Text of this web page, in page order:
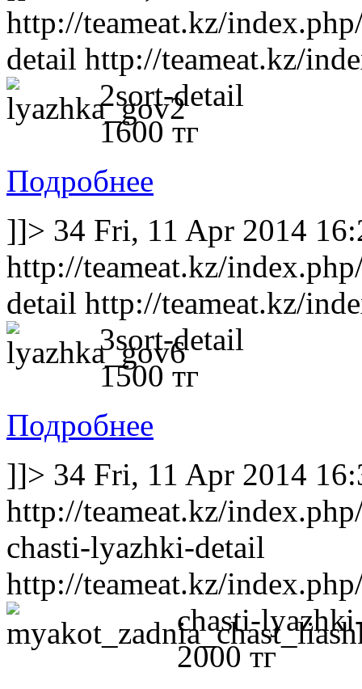
http://teameat.kz/
detail http://teameat.kz/
2sort-detail
1600 тг
Подробнее
]]> 34 Fri, 11 Apr 2014
http://teameat.kz/
detail http://teameat.kz/
3sort-detail
1500 тг
Подробнее
]]> 34 Fri, 11 Apr 2014
http://teameat.kz/
chasti-lyazhki-detail
http://teameat.kz/
chasti-
2000 тг